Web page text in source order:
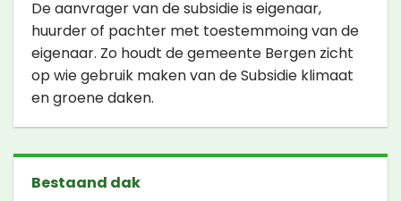
De aanvrager van de subsidie is eigenaar,
huurder of pachter met toestemmoing van de
eigenaar. Zo houdt de gemeente Bergen zicht
op wie gebruik maken van de Subsidie klimaat
en groene daken.
Bestaand dak